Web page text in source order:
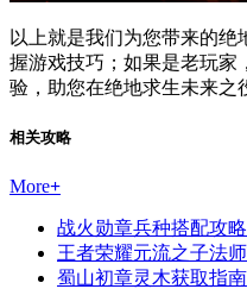
以上就是我们为您带来的
握游戏技巧；如果是老玩家
验，助您在绝地求生未来之
相关攻略
More+
战火勋章兵种搭配攻
王者荣耀元流之子法
蜀山初章灵木获取指南